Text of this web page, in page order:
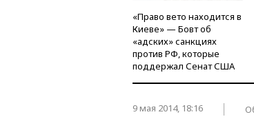
«Право вето находится в
Киеве» — Бовт об
«адских» санкциях
против РФ, которые
поддержал Сенат США
9 мая 2014, 18:16